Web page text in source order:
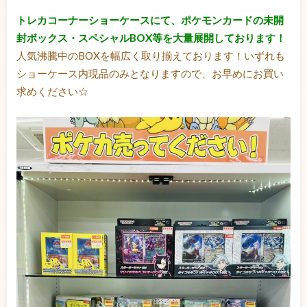
トレカコーナーショーケースにて、ポケモンカードの未開
封ボックス・スペシャルBOX等を大量展開しております！
人気沸騰中のBOXを幅広く取り揃えております！いずれも
ショーケース内現品のみとなりますので、お早めにお買い
求めください☆